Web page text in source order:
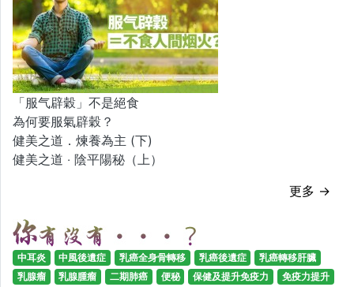
「服气辟穀」不是絕食
為何要服氣辟穀？
健美之道．煉養為主 (下)
健美之道 ‧ 陰平陽秘（上）
更多 →
中耳炎 中風後遺症 乳癌全身骨轉移 乳癌後遺症
乳癌轉移肝臟
乳腺瘤
乳腺腫瘤 二期肺癌 便秘 保健及提升免疫力 免疫力提升